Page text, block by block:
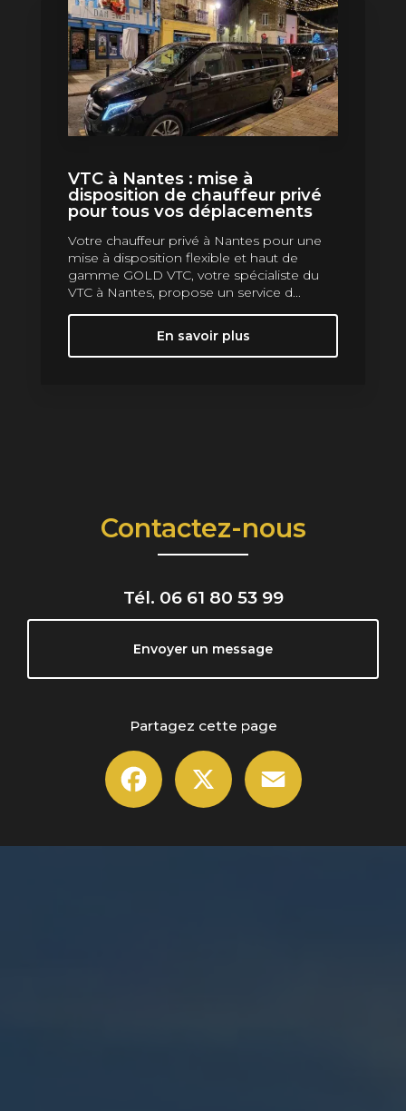
VTC à Nantes : mise à
disposition de chauffeur privé
pour tous vos déplacements
Votre chauffeur privé à Nantes pour une
mise à disposition flexible et haut de
gamme GOLD VTC, votre spécialiste du
VTC à Nantes, propose un service d...
En savoir plus
Contactez-nous
Tél. 06 61 80 53 99
Envoyer un message
Partagez cette page
Facebook